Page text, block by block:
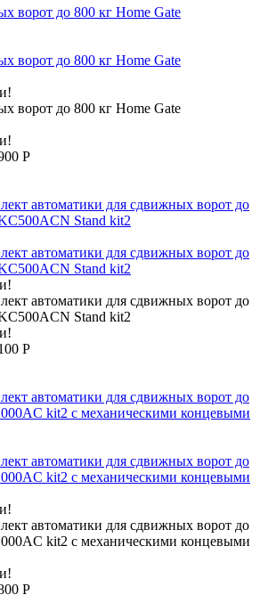
ворот до 800 кг Home Gate
ворот до 800 кг Home Gate
ворот до 800 кг Home Gate
Р
автоматики для сдвижных ворот до
Stand kit2
автоматики для сдвижных ворот до
Stand kit2
автоматики для сдвижных ворот до
Stand kit2
Р
автоматики для сдвижных ворот до
kit2 с механическими концевыми
автоматики для сдвижных ворот до
kit2 с механическими концевыми
автоматики для сдвижных ворот до
kit2 с механическими концевыми
Р